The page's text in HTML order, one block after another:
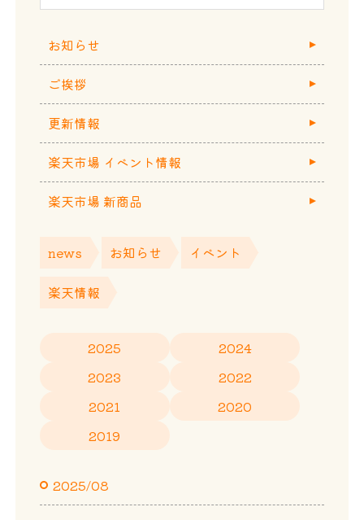
お知らせ
ご挨拶
更新情報
楽天市場 イベント情報
楽天市場 新商品
news お知らせ イベント
楽天情報
2025
2024
2023
2022
2021
2020
2019
2025/08